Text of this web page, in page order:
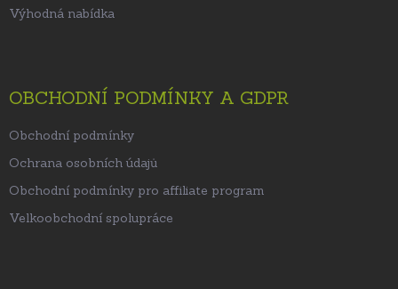
Výhodná nabídka
OBCHODNÍ PODMÍNKY A GDPR
Obchodní podmínky
Ochrana osobních údajů
Obchodní podmínky pro affiliate program
Velkoobchodní spolupráce